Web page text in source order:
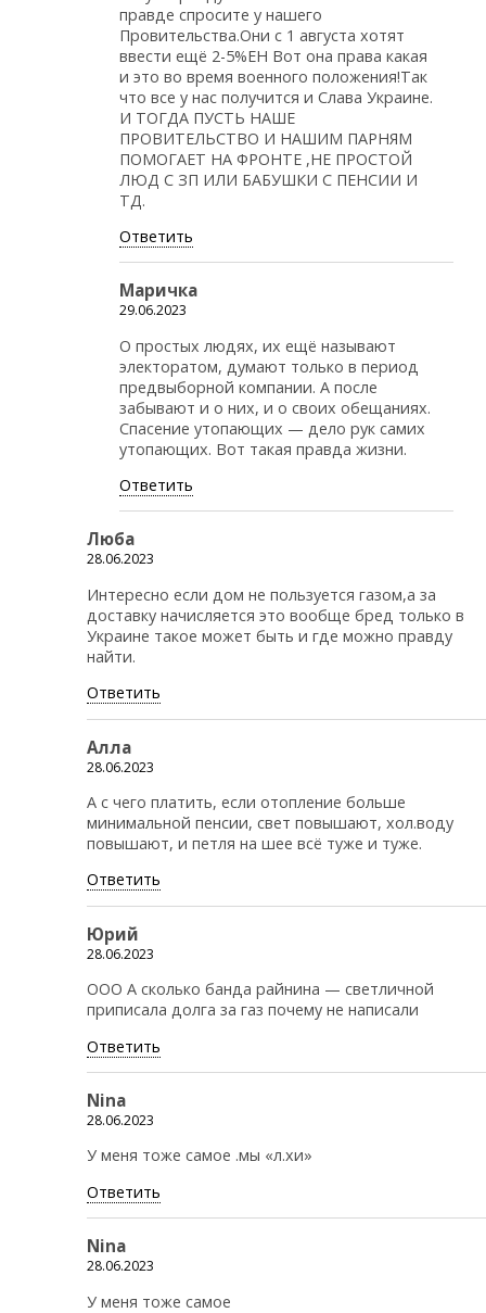
правде спросите у нашего
Провительства.Они с 1 августа хотят
ввести ещё 2-5%ЕН Вот она права какая
и это во время военного положения!Так
что все у нас получится и Слава Украине.
И ТОГДА ПУСТЬ НАШЕ
ПРОВИТЕЛЬСТВО И НАШИМ ПАРНЯМ
ПОМОГАЕТ НА ФРОНТЕ ,НЕ ПРОСТОЙ
ЛЮД С ЗП ИЛИ БАБУШКИ С ПЕНСИИ И
ТД.
Ответить
Маричка
29.06.2023
О простых людях, их ещё называют
электоратом, думают только в период
предвыборной компании. А после
забывают и о них, и о своих обещаниях.
Спасение утопающих — дело рук самих
утопающих. Вот такая правда жизни.
Ответить
Люба
28.06.2023
Интересно если дом не пользуется газом,а за
доставку начисляется это вообще бред только в
Украине такое может быть и где можно правду
найти.
Ответить
Алла
28.06.2023
А с чего платить, если отопление больше
минимальной пенсии, свет повышают, хол.воду
повышают, и петля на шее всё туже и туже.
Ответить
Юрий
28.06.2023
ООО А сколько банда райнина — светличной
приписала долга за газ почему не написали
Ответить
Nina
28.06.2023
У меня тоже самое .мы «л.хи»
Ответить
Nina
28.06.2023
У меня тоже самое